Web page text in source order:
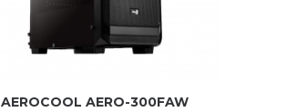
AEROCOOL AERO-300FAW